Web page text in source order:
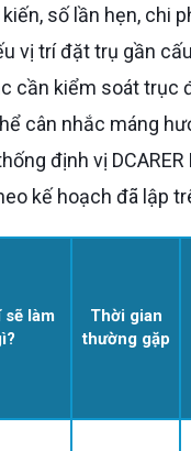
số lần hẹn, chi
vị trí đặt trụ gần
cần kiểm soát trục
cân nhắc máng
định vị
kế hoạch đã lập
sẽ làm
Thời gian
thường gặp